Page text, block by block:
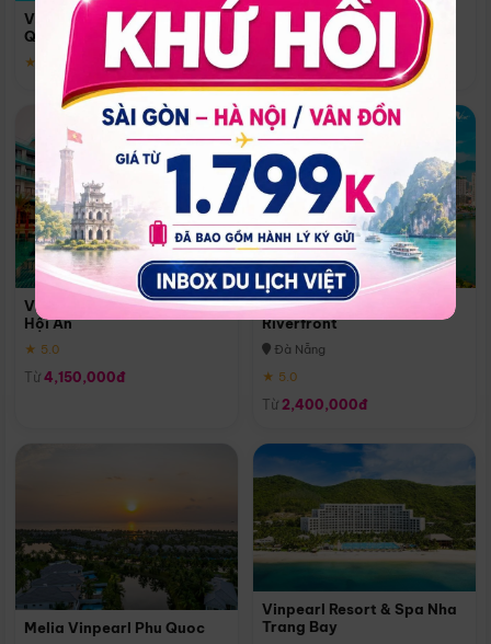
Vinpearl Resort & Spa Phu
Quoc
★ 5.0
Quoc
Phú Quốc
★ 5.0
Vinpearl Resort & Golf Nam
Hội An
★ 5.0
Từ 4,150,000đ
Melia Vinpearl Danang
Riverfront
Đà Nẵng
★ 5.0
Từ 2,400,000đ
Melia Vinpearl Phu Quoc
Vinpearl Resort & Spa Nha
Trang Bay